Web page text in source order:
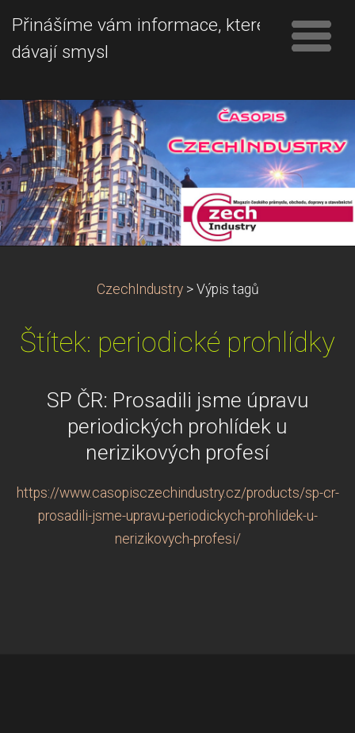
Přinášíme vám informace, které
dávají smysl
CzechIndustry > Výpis tagů
Štítek: periodické prohlídky
SP ČR: Prosadili jsme úpravu
periodických prohlídek u
nerizikových profesí
https://www.casopisczechindustry.cz/products/sp-cr-
prosadili-jsme-upravu-periodickych-prohlidek-u-
nerizikovych-profesi/